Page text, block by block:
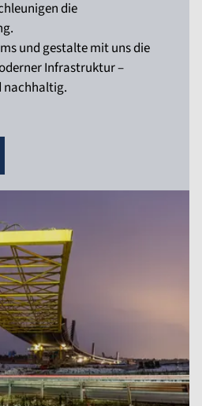
die
und gestalte mit uns die
Infrastruktur –
nachhaltig.